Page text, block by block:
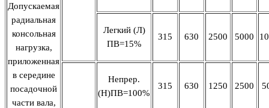
Допускаемая
радиальная
консольная
нагрузка,
приложенная
в середине
посадочной
части вала,
Легкий (Л)
ПВ=15%
315 630 2500 5000
Непрер.
(Н)ПВ=100%
315 630 1250 2500